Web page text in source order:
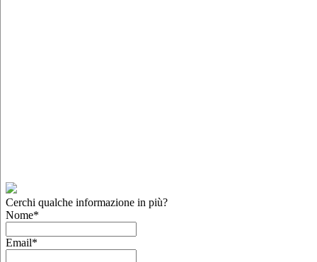
Cerchi qualche informazione in più?
Nome*
Email*